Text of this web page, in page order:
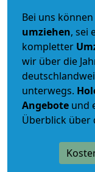
Bei uns können
umziehen, sei
kompletter
wir über die
unterwegs.
Angebote und
Überblick über